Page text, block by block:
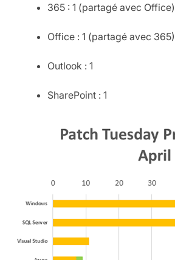
365 : 1 (partagé avec Office)
Office : 1 (partagé avec 365)
Outlook : 1
SharePoint : 1